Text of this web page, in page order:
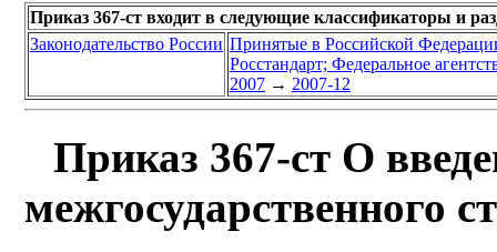
Приказ 367-ст входит в следующие классификаторы и
Законодательство России Принятые в Российской
Росстандарт; Федеральное
2007 → 2007-12
Приказ 367-ст О
межгосударственного